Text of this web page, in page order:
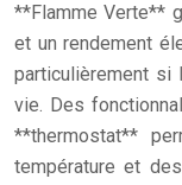
**Flamme Verte**
et un rendement
particulièrement
vie. Des
**thermostat**
température et